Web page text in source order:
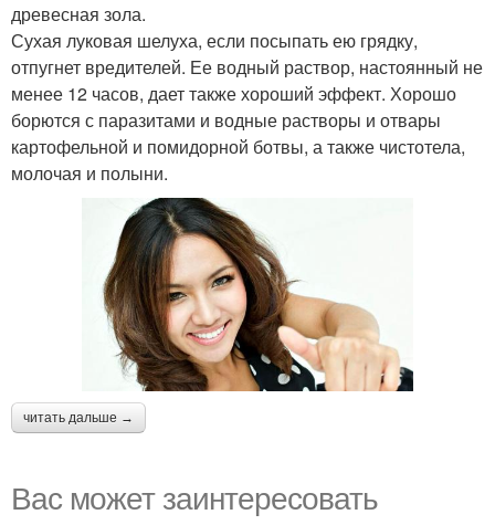
древесная зола.
Сухая луковая шелуха, если посыпать ею грядку,
отпугнет вредителей. Ее водный раствор, настоянный не
менее 12 часов, дает также хороший эффект. Хорошо
борются с паразитами и водные растворы и отвары
картофельной и помидорной ботвы, а также чистотела,
молочая и полыни.
читать дальше →
Вас может заинтересовать